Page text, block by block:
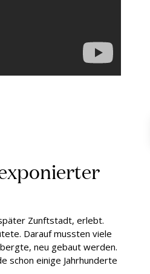
Zunftstadt, erlebt.
Darauf mussten viele
neu gebaut werden.
schon einige Jahrhunderte